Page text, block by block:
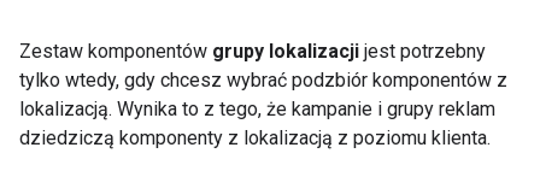
Zestaw komponentów grupy lokalizacji jest potrzebny
tylko wtedy, gdy chcesz wybrać podzbiór komponentów z
lokalizacją. Wynika to z tego, że kampanie i grupy reklam
dziedziczą komponenty z lokalizacją z poziomu klienta.